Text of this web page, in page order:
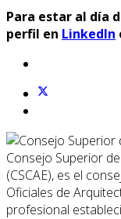
Para estar al día
perfil en LinkedIn
Consejo Superior
(CSCAE), es el
Oficiales de
profesional